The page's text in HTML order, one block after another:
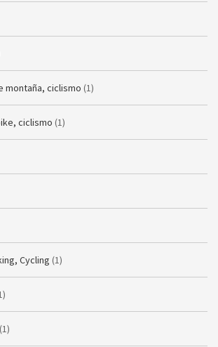
montaña, ciclismo (1)
ciclismo (1)
Cycling (1)
(1)